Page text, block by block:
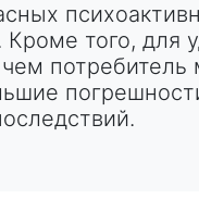
Кроме того, для
потребитель